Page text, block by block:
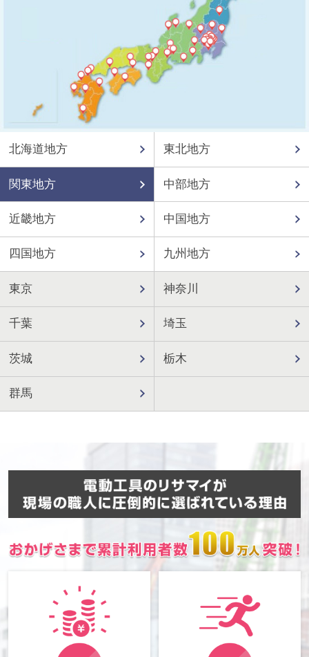
北海道地方 東北地方
関東地方 中部地方
近畿地方 中国地方
四国地方 九州地方
東京 神奈川
千葉 埼玉
茨城 栃木
群馬